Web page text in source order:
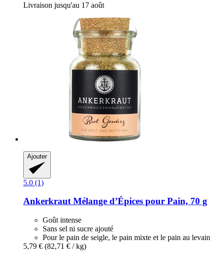
Livraison jusqu'au 17 août
Ajouter
5.0 (1)
AnkerkrautMélange d’Épices pour Pain, 70 g
Goût intense
Sans sel ni sucre ajouté
Pour le pain de seigle, le pain mixte et le pain au levain
5,79 € (82,71 € / kg)